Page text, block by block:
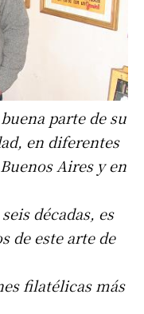
parte de su
en diferentes
Aires y en
décadas, es
de este arte de
filatélicas más